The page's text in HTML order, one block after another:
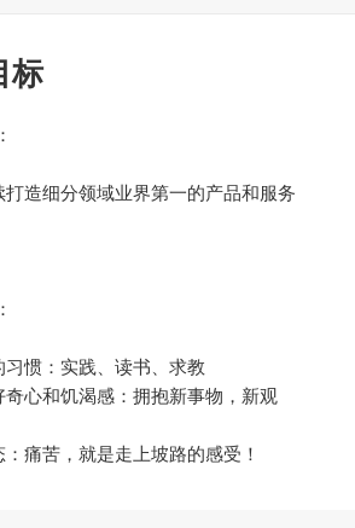
标
打造细分领域业界第一的产品和服务
习惯：实践、读书、求教
奇心和饥渴感：拥抱新事物，新观
痛苦，就是走上坡路的感受！